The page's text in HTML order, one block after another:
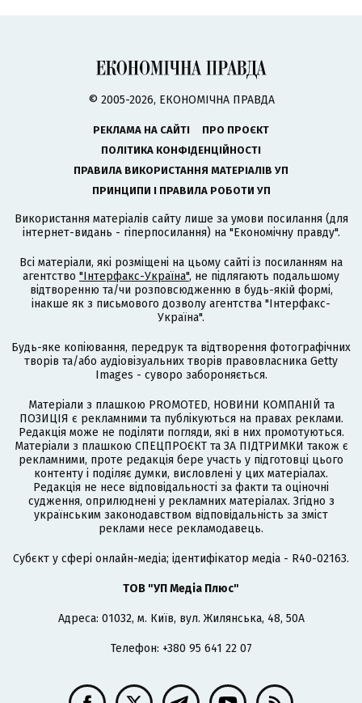
© 2005-2026, ЕКОНОМІЧНА ПРАВДА
РЕКЛАМА НА САЙТІ
ПРО ПРОЄКТ
ПОЛІТИКА КОНФІДЕНЦІЙНОСТІ
ПРАВИЛА ВИКОРИСТАННЯ МАТЕРІАЛІВ УП
ПРИНЦИПИ І ПРАВИЛА РОБОТИ УП
Використання матеріалів сайту лише за умови посилання (для
інтернет-видань - гіперпосилання) на "Економічну правду".
Всі матеріали, які розміщені на цьому сайті із посиланням на
агентство "Інтерфакс-Україна", не підлягають подальшому
відтворенню та/чи розповсюдженню в будь-якій формі,
інакше як з письмового дозволу агентства "Інтерфакс-
Україна".
Будь-яке копіювання, передрук та відтворення фотографічних
творів та/або аудіовізуальних творів правовласника Getty
Images - суворо забороняється.
Матеріали з плашкою PROMOTED, НОВИНИ КОМПАНІЙ та
ПОЗИЦІЯ є рекламними та публікуються на правах реклами.
Редакція може не поділяти погляди, які в них промотуються.
Матеріали з плашкою СПЕЦПРОЄКТ та ЗА ПІДТРИМКИ також є
рекламними, проте редакція бере участь у підготовці цього
контенту і поділяє думки, висловлені у цих матеріалах.
Редакція не несе відповідальності за факти та оціночні
судження, оприлюднені у рекламних матеріалах. Згідно з
українським законодавством відповідальність за зміст
реклами несе рекламодавець.
Cубєкт у сфері онлайн-медіа; ідентифікатор медіа - R40-02163.
ТОВ "УП Медіа Плюс"
Адреса: 01032, м. Київ, вул. Жилянська, 48, 50А
Телефон: +380 95 641 22 07